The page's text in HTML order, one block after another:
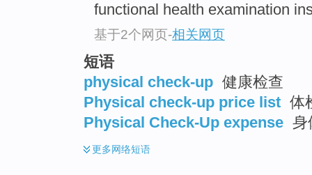
functional health examination
基于2个网页-相关网页
短语
physical check-up 健康检查
Physical check-up price list 体
Physical Check-Up expense 身
更多网络短语